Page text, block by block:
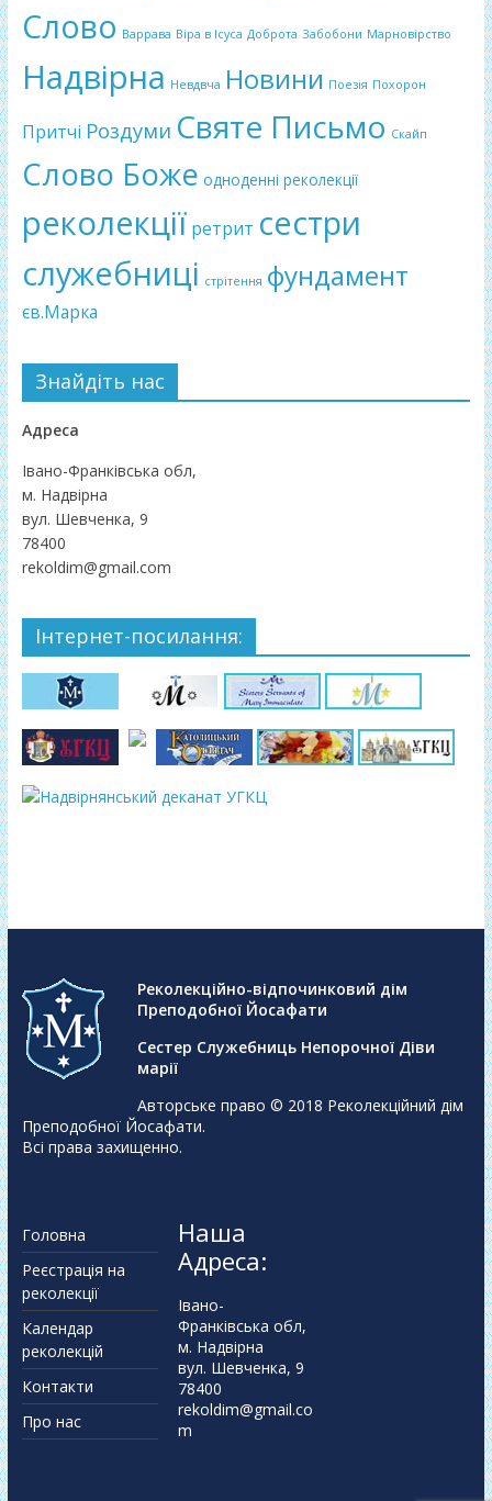
Слово Варрава Віра в Ісуса Доброта Забобони Марновірство
Надвірна Невдвча Новини Поезія Похорон
Притчі Роздуми Святе Письмо Скайп
Слово Боже одноденні реколекції
реколекції ретрит сестри
служебниці стрітення фундамент
єв.Марка
Знайдіть нас
Адреса
Івано-Франківська обл,
м. Надвірна
вул. Шевченка, 9
78400
rekoldim@gmail.com
Інтернет-посилання:
Реколекційно-відпочинковий дім
Преподобної Йосафати
Сестер Служебниць Непорочної Діви
марії
Авторське право © 2018 Реколекційний дім
Преподобної Йосафати.
Всі права захищенно.
Головна
Реєстрація на
реколекції
Календар
реколекцій
Контакти
Про нас
Наша
Адреса:
Івано-
Франківська обл,
м. Надвірна
вул. Шевченка, 9
78400
rekoldim@gmail.co
m